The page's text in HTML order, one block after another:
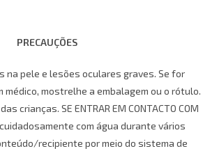
PRECAUÇÕES
na pele e lesões oculares graves. Se for
mostrelhe a embalagem ou o rótulo.
crianças. SE ENTRAR EM CONTACTO COM
cuidadosamente com água durante vários
recipiente por meio do sistema de